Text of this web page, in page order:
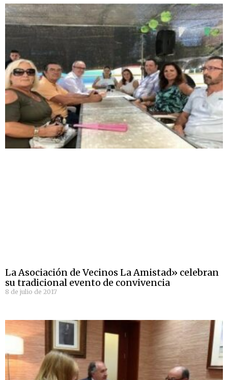
La Asociación de Vecinos La Amistad» celebran
su tradicional evento de convivencia
8 de julio de 2017